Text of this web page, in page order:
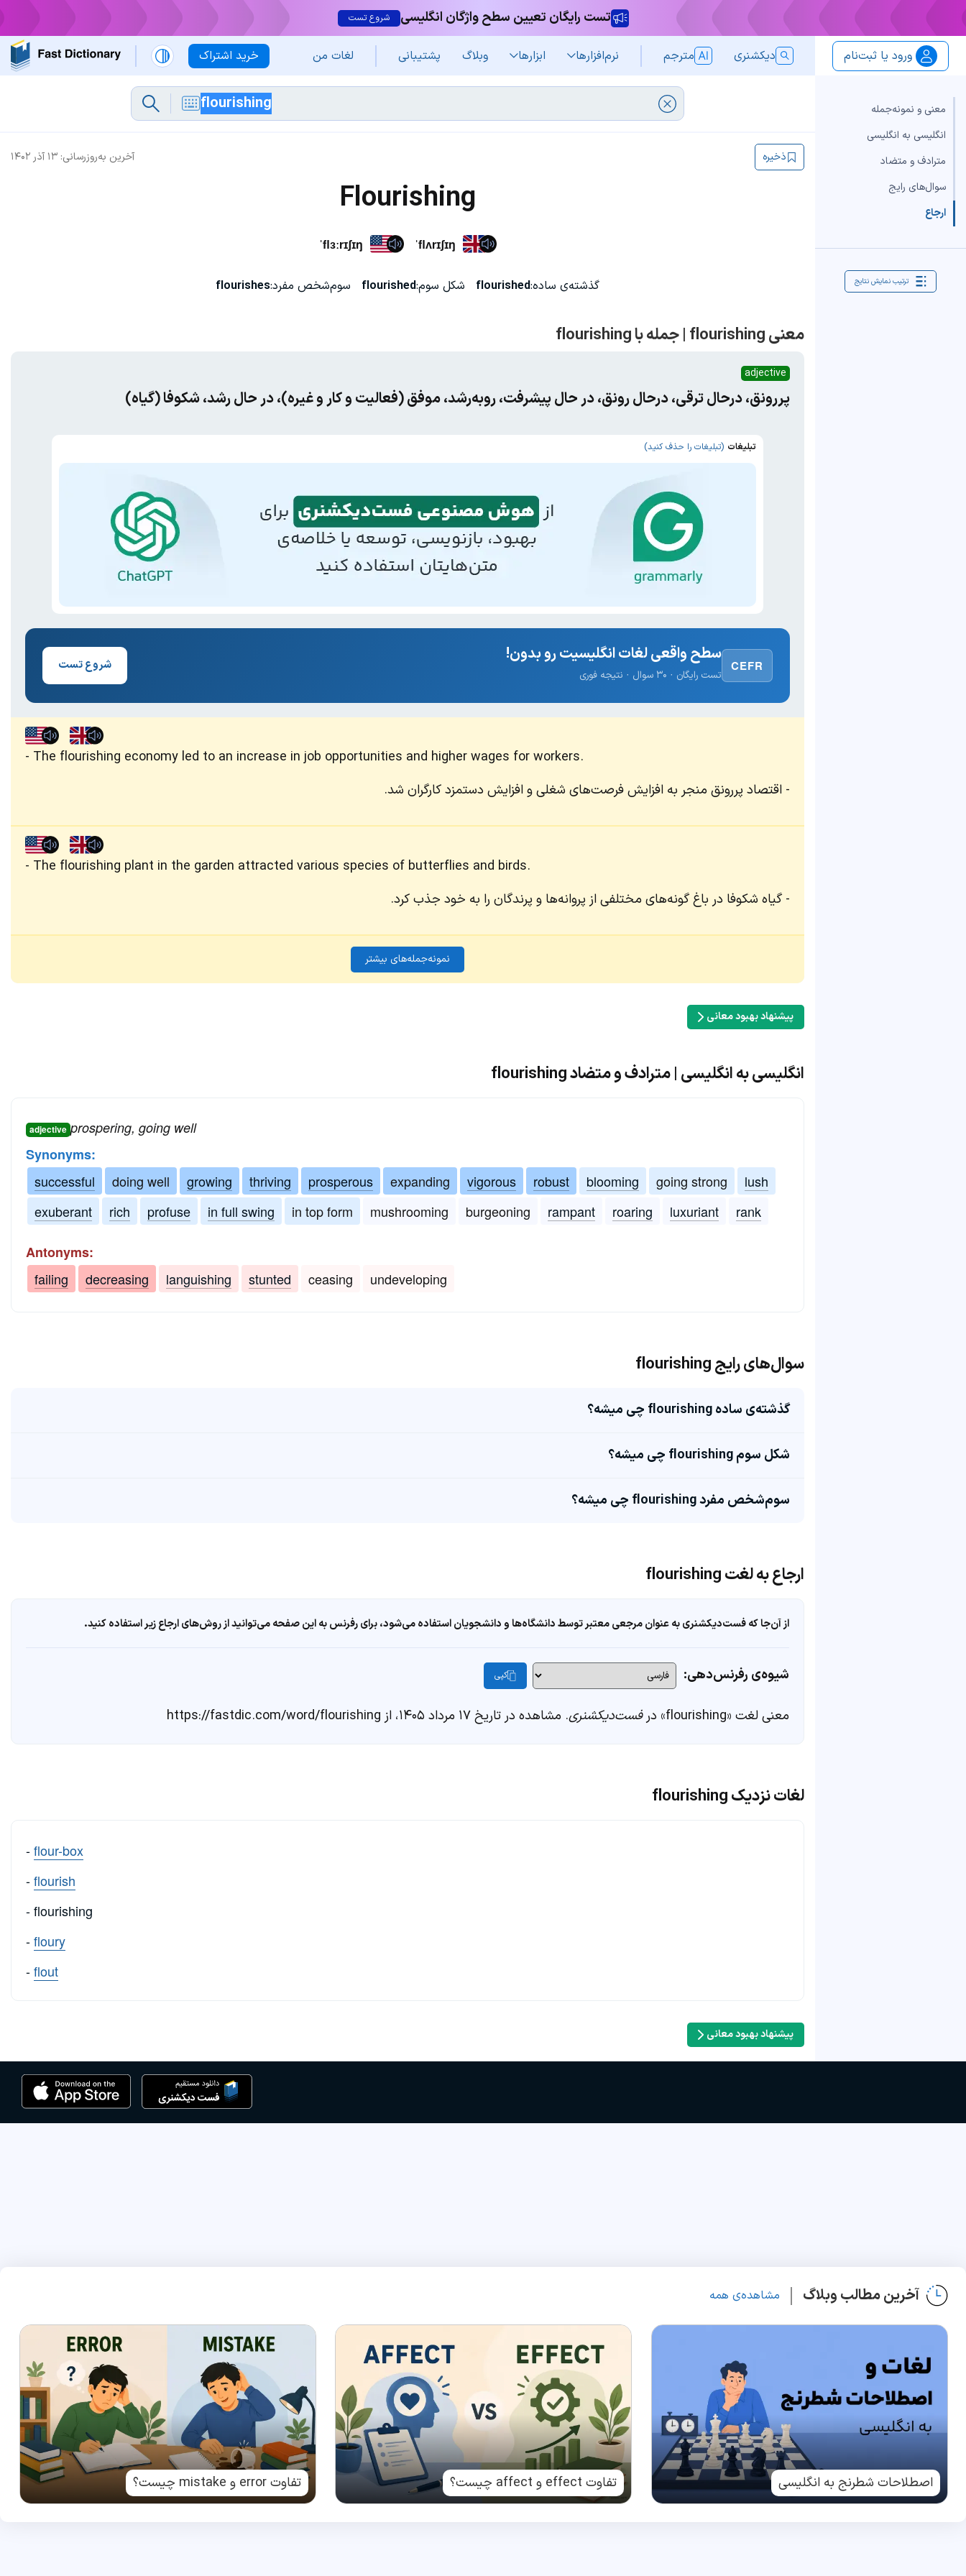
تست رایگان تعیین سطح واژگان انگلیسی شروع تست
خرید اشتراک ورود یا ثبت‌نام دیکشنری مترجم نرم‌افزار‌ها ابزارها وبلاگ پشتیبانی لغات من
معنی و نمونه‌جمله
انگلیسی به انگلیسی
مترادف و متضاد
سوال‌های رایج
ارجاع
ترتیب نمایش نتایج
آخرین به‌روزرسانی: ۱۳ آذر ۱۴۰۲ ذخیره
Flourishing
ˈflɜːrɪʃɪŋ ˈflʌrɪʃɪŋ
گذشته‌ی ساده:flourished شکل سوم:flourished سوم‌شخص مفرد:flourishes
معنی flourishing | جمله با flourishing
adjective
پررونق، درحال‌ ترقی، درحال‌ رونق، در حال پیشرفت، روبه‌رشد، موفق (فعالیت و کار و غیره)، در حال رشد، شکوفا (گیاه)
تبلیغات (تبلیغات را حذف کنید)
CEFR
سطح واقعی لغات انگلیسیت رو بدون!
تست رایگان · ۳۰ سوال · نتیجه فوری
شروع تست
The flourishing economy led to an increase in job opportunities and higher wages for workers.
اقتصاد پررونق منجر به افزایش فرصت‌های شغلی و افزایش دستمزد کارگران شد.
The flourishing plant in the garden attracted various species of butterflies and birds.
گیاه شکوفا در باغ گونه‌های مختلفی از پروانه‌ها و پرندگان را به خود جذب کرد.
نمونه‌جمله‌های بیشتر
پیشنهاد بهبود معانی
انگلیسی به انگلیسی | مترادف و متضاد flourishing
adjective prospering, going well
Synonyms:
successful
doing well growing thriving prosperous expanding vigorous robust blooming going strong
lush
exuberant
rich profuse in full swing in top form mushrooming burgeoning rampant roaring luxuriant rank
Antonyms:
failing
decreasing languishing stunted ceasing undeveloping
سوال‌های رایج flourishing
گذشته‌ی ساده flourishing چی میشه؟
شکل سوم flourishing چی میشه؟
سوم‌شخص مفرد flourishing چی میشه؟
ارجاع به لغت flourishing
از آن‌جا که فست‌دیکشنری به عنوان مرجعی معتبر توسط دانشگاه‌ها و دانشجویان استفاده می‌شود، برای رفرنس به این صفحه می‌توانید از روش‌های ارجاع زیر استفاده کنید.
شیوه‌ی رفرنس‌دهی: کپی
معنی لغت «flourishing» در فست‌دیکشنری. مشاهده در تاریخ ۱۷ مرداد ۱۴۰۵، از https://fastdic.com/word/flourishing
لغات نزدیک flourishing
-flour-box
-flourish
- flourishing
-floury
-flout
پیشنهاد بهبود معانی
آخرین مطالب وبلاگ مشاهده‌ی همه
اصطلاحات شطرنج به انگلیسی تفاوت effect و affect چیست؟ تفاوت error و mistake چیست؟